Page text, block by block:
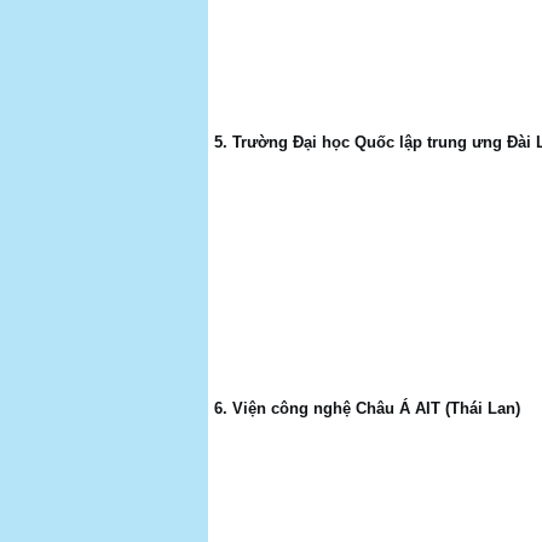
5. Trường Đại học Quốc lập trung ưng Đài
6. Viện công nghệ Châu Á AIT (Thái Lan)